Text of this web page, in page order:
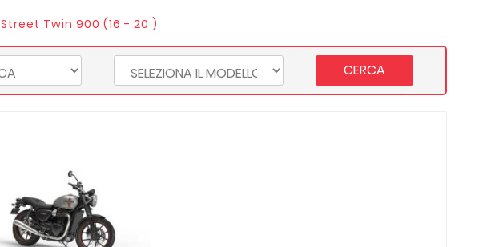
Street Twin 900 (16 - 20 )
CERCA